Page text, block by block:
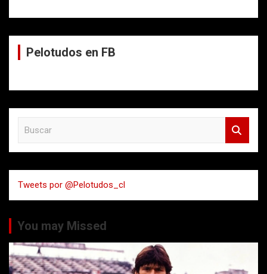
Pelotudos en FB
a
r
Tweets por @Pelotudos_cl
You may Missed